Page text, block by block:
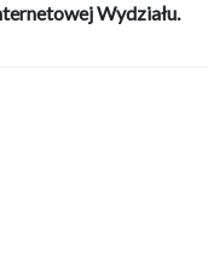
Wydziału.